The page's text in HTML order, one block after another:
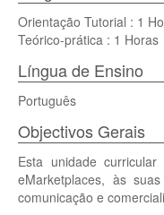
Orientação Tutorial : 1
Teórico-prática : 1 Horas
Língua de Ensino
Português
Objectivos Gerais
Esta unidade
eMarketplaces, às
comunicação e